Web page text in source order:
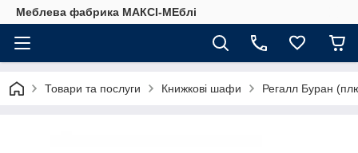
Меблева фабрика МАКСІ-МЕблі
Товари та послуги Книжкові шафи Регалл Буран